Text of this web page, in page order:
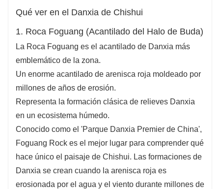
su viaje perfecto por China, fusionando
sabores auténticos. ¡Reserve su tour exclusivo
ahora!
Qué ver en el Danxia de Chishui
1. Roca Foguang (Acantilado del Halo de Buda)
La Roca Foguang es el acantilado de Danxia más
emblemático de la zona.
Un enorme acantilado de arenisca roja moldeado por
millones de años de erosión.
Representa la formación clásica de relieves Danxia
en un ecosistema húmedo.
Conocido como el 'Parque Danxia Premier de China',
Foguang Rock es el mejor lugar para comprender qué
hace único el paisaje de Chishui. Las formaciones de
Danxia se crean cuando la arenisca roja es
erosionada por el agua y el viento durante millones de